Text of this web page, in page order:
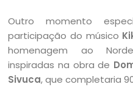
Outro momento
participação do músico
homenagem ao
inspiradas na obra de
Sivuca, que completaria